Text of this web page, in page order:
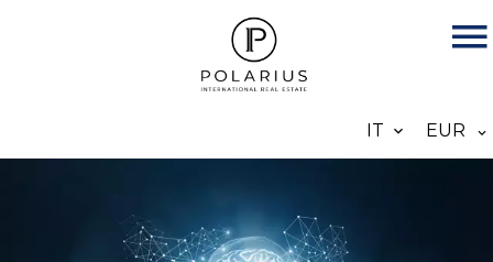
IT EUR